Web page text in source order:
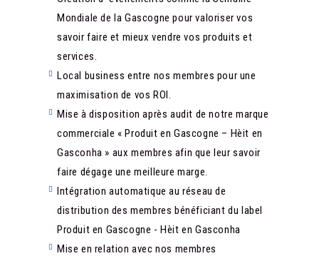
Mondiale de la Gascogne pour valoriser vos
savoir faire et mieux vendre vos produits et
services.
Local business entre nos membres pour une
maximisation de vos ROI.
Mise à disposition après audit de notre marque
commerciale « Produit en Gascogne – Hèit en
Gasconha » aux membres afin que leur savoir
faire dégage une meilleure marge.
Intégration automatique au réseau de
distribution des membres bénéficiant du label
Produit en Gascogne - Hèit en Gasconha
Mise en relation avec nos membres